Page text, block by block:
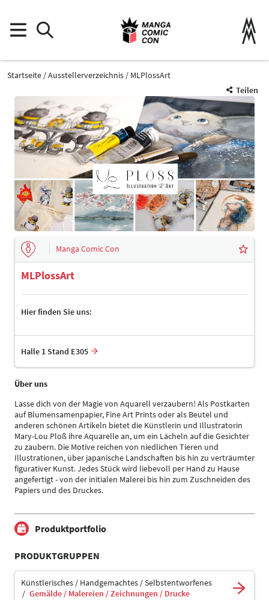
Startseite Ausstellerverzeichnis
MLPlossArt
Teilen
Manga Comic Con
MLPlossArt
Hier finden Sie uns:
Halle 1 Stand E305
Über uns
Lasse dich von der Magie von Aquarell verzaubern! Als Postkarten
auf Blumensamenpapier, Fine Art Prints oder als Beutel und
anderen schönen Artikeln bietet die Künstlerin und Illustratorin
Mary-Lou Ploß ihre Aquarelle an, um ein Lächeln auf die Gesichter
zu zaubern. Die Motive reichen von niedlichen Tieren und
Illustrationen, über japanische Landschaften bis hin zu verträumter
figurativer Kunst. Jedes Stück wird liebevoll per Hand zu Hause
angefertigt - von der initialen Malerei bis hin zum Zuschneiden des
Papiers und des Druckes.
Produktportfolio
PRODUKTGRUPPEN
Künstlerisches / Handgemachtes / Selbstentworfenes
Gemälde / Malereien / Zeichnungen / Drucke